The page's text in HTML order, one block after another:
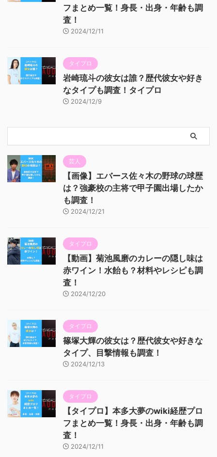
フまとめ一覧！身長・出身・年齢も調
査！
2024/12/11
タイプロ
岩崎琉斗の彼女は誰？歴代彼女や好き
なタイプも調査！タイプロ
2024/12/9
芸人
【画像】エバース佐々木の野球の球歴
は？強豪校の主将で甲子園出場したか
も調査！
2024/12/21
タイプロ
【動画】菊池風磨のカレーの隠し味は
赤ワイン！水飴も？材料やレシピも調
査！
2024/12/20
タイプロ
篠塚大輝の彼女は？歴代彼女や好きな
タイプ、目撃情報も調査！
2024/12/13
タイプロ
【タイプロ】本多大夢のwiki経歴プロ
フまとめ一覧！身長・出身・年齢も調
査！
2024/12/11